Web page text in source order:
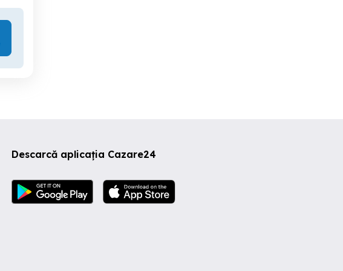
Descarcă aplicația Cazare24